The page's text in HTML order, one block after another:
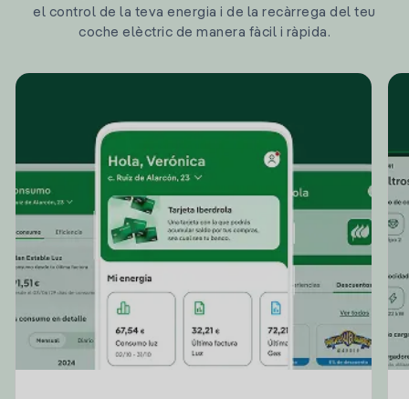
el control de la teva energia i de la recàrrega del teu
coche elèctric de manera fàcil i ràpida.